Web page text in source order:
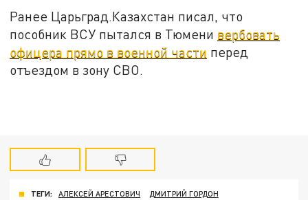
Ранее Царьград.Казахстан писал, что
пособник ВСУ пытался в Тюмени вербовать
офицера прямо в военной части перед
отъездом в зону СВО.
ТЕГИ: АЛЕКСЕЙ АРЕСТОВИЧ
ДМИТРИЙ ГОРДОН